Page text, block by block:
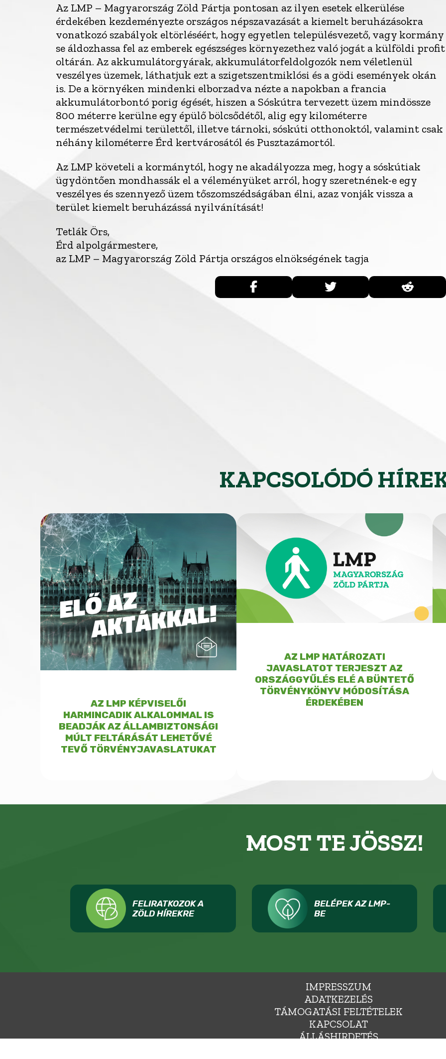
Az LMP – Magyarország Zöld Pártja pontosan az ilyen esetek elkerülése
érdekében kezdeményezte országos népszavazását a kiemelt beruházásokra
vonatkozó szabályok eltörléséért, hogy egyetlen településvezető, vagy kormány
se áldozhassa fel az emberek egészséges környezethez való jogát a külföldi profit
oltárán. Az akkumulátorgyárak, akkumulátorfeldolgozók nem véletlenül
veszélyes üzemek, láthatjuk ezt a szigetszentmiklósi és a gödi események okán
is. De a környéken mindenki elborzadva nézte a napokban a francia
akkumulátorbontó porig égését, hiszen a Sóskútra tervezett üzem mindössze
800 méterre kerülne egy épülő bölcsődétől, alig egy kilométerre
természetvédelmi területtől, illetve tárnoki, sóskúti otthonoktól, valamint csak
néhány kilométerre Érd kertvárosától és Pusztazámortól.
Az LMP követeli a kormánytól, hogy ne akadályozza meg, hogy a sóskútiak
ügydöntően mondhassák el a véleményüket arról, hogy szeretnének-e egy
veszélyes és szennyező üzem tőszomszédságában élni, azaz vonják vissza a
terület kiemelt beruházássá nyilvánítását!
Tetlák Örs,
Érd alpolgármestere,
az LMP – Magyarország Zöld Pártja országos elnökségének tagja
KAPCSOLÓDÓ
AZ LMP KÉPVISELŐI
HARMINCADIK ALKALOMMAL IS
BEADJÁK AZ ÁLLAMBIZTONSÁGI
MÚLT FELTÁRÁSÁT LEHETŐVÉ
TEVŐ TÖRVÉNYJAVASLATUKAT
AZ LMP HATÁROZATI
JAVASLATOT TERJESZT AZ
ORSZÁGGYŰLÉS ELÉ A BÜNTETŐ
TÖRVÉNYKÖNYV MÓDOSÍTÁSA
ÉRDEKÉBEN
MOST TE JÖSSZ!
FELIRATKOZOK A
ZÖLD HÍREKRE
BELÉPEK AZ LMP-
BE
IMPRESSZUM
ADATKEZELÉS
TÁMOGATÁSI FELTÉTELEK
KAPCSOLAT
ÁLLÁSHIRDETÉS